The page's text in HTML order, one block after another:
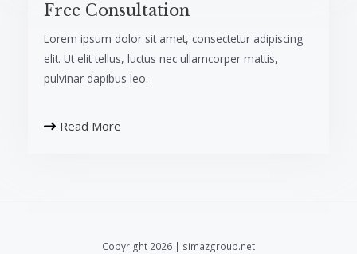
Free Consultation​
Lorem ipsum dolor sit amet, consectetur adipiscing
elit. Ut elit tellus, luctus nec ullamcorper mattis,
pulvinar dapibus leo.​
Read More
Copyright 2026 | simazgroup.net